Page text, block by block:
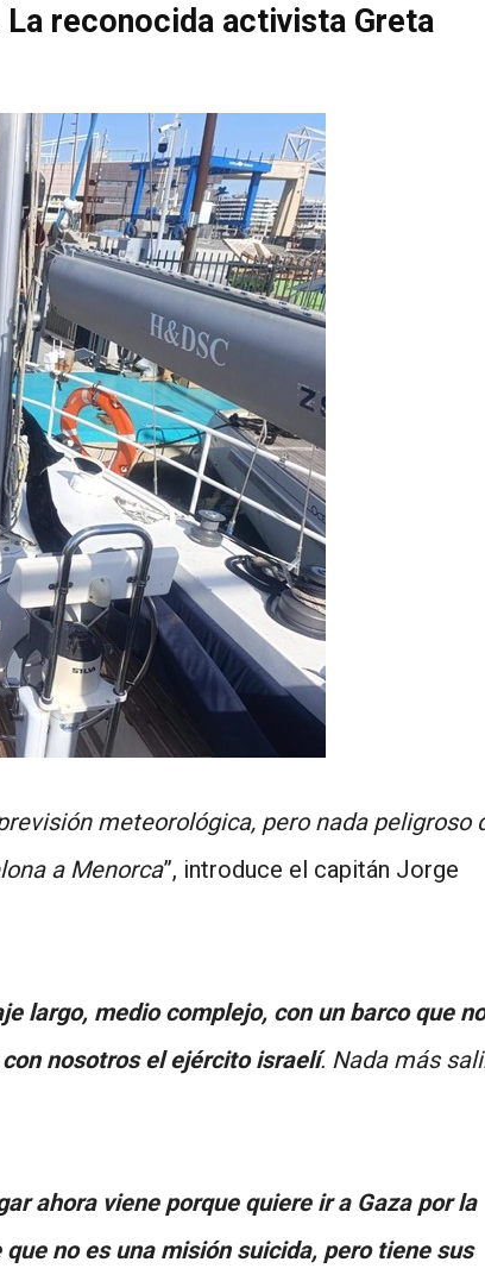
reconocida activista Greta
meteorológica, pero nada peligroso
a Menorca”, introduce el capitán Jorge
largo, medio complejo, con un barco que no
nosotros el ejército israelí. Nada más
ahora viene porque quiere ir a Gaza por la
no es una misión suicida, pero tiene sus